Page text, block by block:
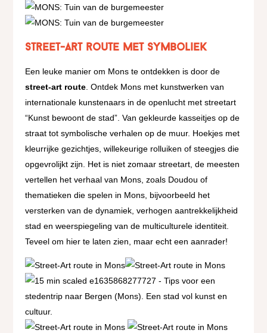
Street-art route met symboliek
Een leuke manier om Mons te ontdekken is door de
street-art route . Ontdek Mons met kunstwerken van
internationale kunstenaars in de openlucht met streetart
“Kunst bewoont de stad”. Van gekleurde kasseitjes op de
straat tot symbolische verhalen op de muur. Hoekjes met
kleurrijke gezichtjes, willekeurige rolluiken of steegjes die
opgevrolijkt zijn. Het is niet zomaar streetart, de meesten
vertellen het verhaal van Mons, zoals Doudou of
thematieken die spelen in Mons, bijvoorbeeld het
versterken van de dynamiek, verhogen aantrekkelijkheid
stad en weerspiegeling van de multiculturele identiteit.
Teveel om hier te laten zien, maar echt een aanrader!